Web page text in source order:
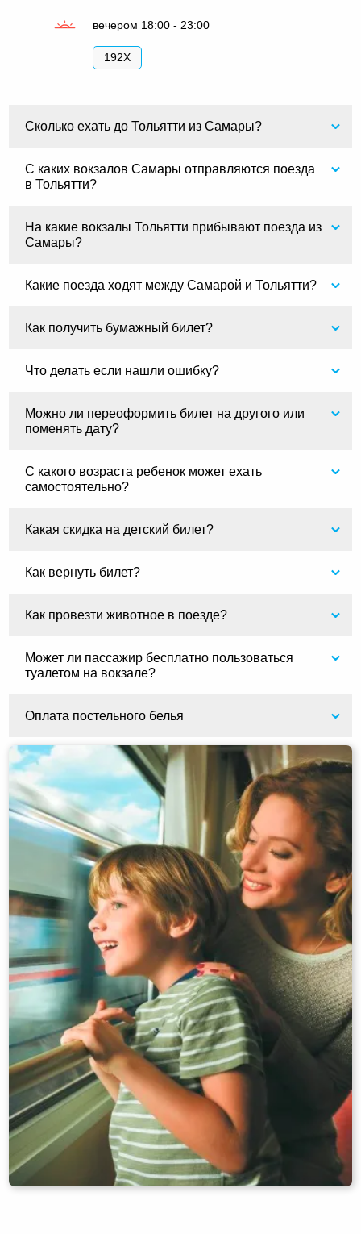
вечером 18:00 - 23:00
192Х
Сколько ехать до Тольятти из Самары?
С каких вокзалов Самары отправляются поезда
в Тольятти?
На какие вокзалы Тольятти прибывают поезда из
Самары?
Какие поезда ходят между Самарой и Тольятти?
Как получить бумажный билет?
Что делать если нашли ошибку?
Можно ли переоформить билет на другого или
поменять дату?
С какого возраста ребенок может ехать
самостоятельно?
Какая скидка на детский билет?
Как вернуть билет?
Как провезти животное в поезде?
Может ли пассажир бесплатно пользоваться
туалетом на вокзале?
Оплата постельного белья